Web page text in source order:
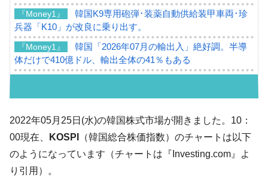
『Money1』
韓国K9専用砲弾･装薬自動供給装甲車両･珍
兵器「K10」が改良に乗り出す。
『Money1』
韓国「2026年07月の輸出入」絶好調。半導
体だけで410億ドル、輸出全体の41％もある
【韓国の外貨準備】2026年07月は4,279億ド
ル。外平債の発行「19.4億ドル」
ーにウソのデータを入力したのは明白だ」
2022年05月25日(水)の韓国株式市場が開きました。10：
00現在、
KOSPI
（韓国総合株価指数）のチャートは以下
のようになっています（チャートは『Investing.com』よ
り引用）。